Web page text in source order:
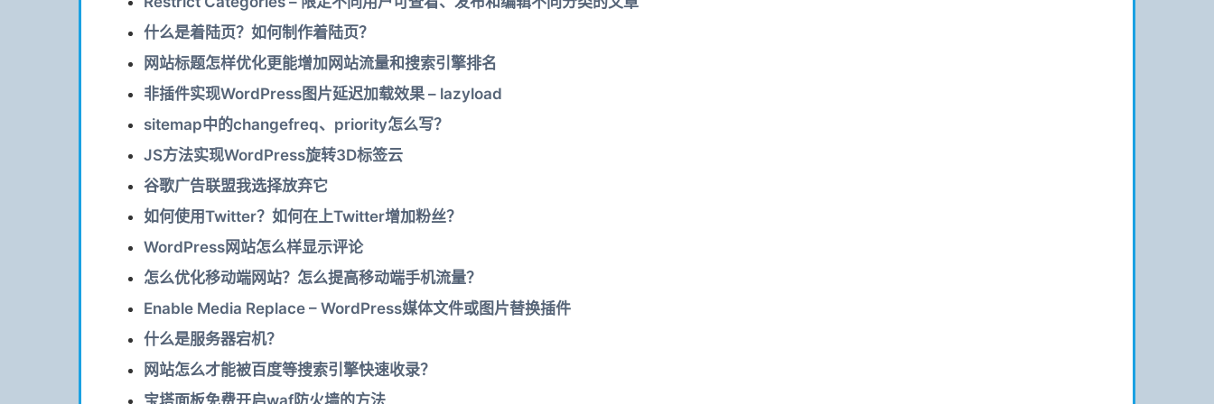
什么是着陆页？如何制作着陆页？
网站标题怎样优化更能增加网站流量和搜索引擎排名
非插件实现WordPress图片延迟加载效果 – lazyload
sitemap中的changefreq、priority怎么写？
JS方法实现WordPress旋转3D标签云
谷歌广告联盟我选择放弃它
如何使用Twitter？如何在上Twitter增加粉丝？
WordPress网站怎么样显示评论
怎么优化移动端网站？怎么提高移动端手机流量？
Enable Media Replace – WordPress媒体文件或图片替换插件
什么是服务器宕机？
网站怎么才能被百度等搜索引擎快速收录？
宝塔面板免费开启waf防火墙的方法